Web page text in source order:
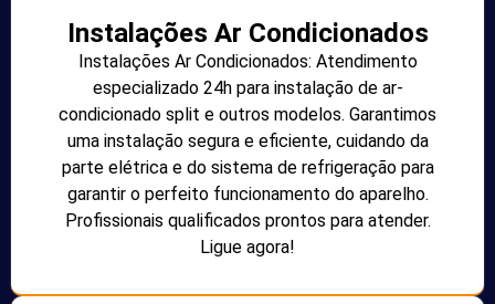
Instalações Ar Condicionados
Instalações Ar Condicionados: Atendimento
especializado 24h para instalação de ar-
condicionado split e outros modelos. Garantimos
uma instalação segura e eficiente, cuidando da
parte elétrica e do sistema de refrigeração para
garantir o perfeito funcionamento do aparelho.
Profissionais qualificados prontos para atender.
Ligue agora!